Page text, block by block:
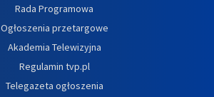
Rada Programowa
Ogłoszenia przetargowe
Akademia Telewizyjna
Regulamin tvp.pl
Telegazeta ogłoszenia